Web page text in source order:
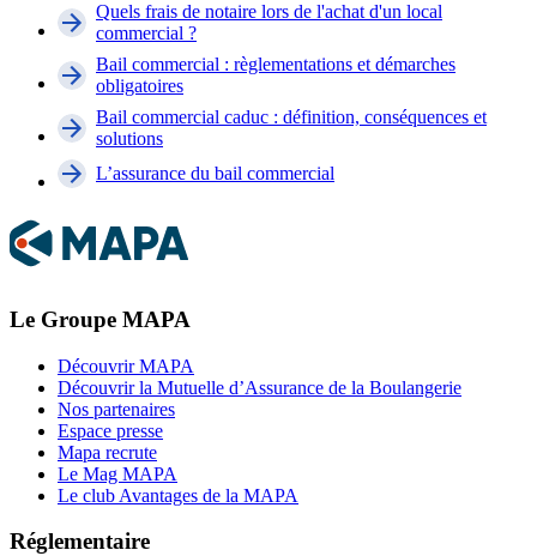
Quels frais de notaire lors de l'achat d'un local
commercial ?
Bail commercial : règlementations et démarches
obligatoires
Bail commercial caduc : définition, conséquences et
solutions
L’assurance du bail commercial
Le Groupe MAPA
Découvrir MAPA
Découvrir la Mutuelle d’Assurance de la Boulangerie
Nos partenaires
Espace presse
Mapa recrute
Le Mag MAPA
Le club Avantages de la MAPA
Réglementaire